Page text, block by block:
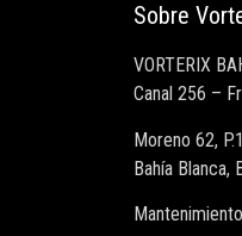
Sobre
VORTERIX
Canal 256 –
Moreno 62,
Bahía Blanca,